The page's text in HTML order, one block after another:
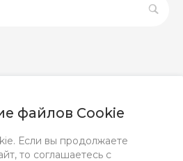
файлов Cookie
Если вы продолжаете
то соглашаетесь с
и ни при каких условиях не
Статьи 437 (2) ГК РФ.